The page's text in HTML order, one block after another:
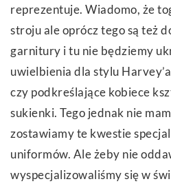
reprezentuje. Wiadomo, że
stroju ale oprócz tego są też
garnitury i tu nie będziemy
uwielbienia dla stylu
czy podkreślające kobiece
sukienki. Tego jednak nie
zostawiamy te kwestie
uniformów. Ale żeby nie
wyspecjalizowaliśmy się w